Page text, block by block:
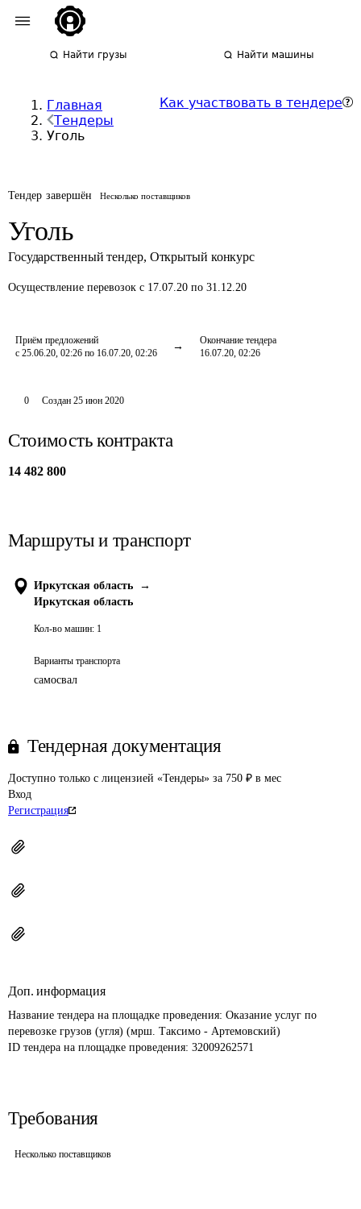
Найти грузы Найти машины
Главная
Тендеры
Уголь
Как участвовать в тендере
Тендер завершён Несколько поставщиков
Уголь
Государственный тендер, Открытый конкурс
Осуществление перевозок с 17.07.20 по 31.12.20
Приём предложений
с 25.06.20, 02:26 по 16.07.20, 02:26
Окончание тендера
16.07.20, 02:26
0 Создан 25 июн 2020
Стоимость контракта
14 482 800
Маршруты и транспорт
Иркутская область
→
Иркутская область
Кол-во машин: 1
Варианты транспорта
самосвал
Тендерная документация
Доступно только с лицензией «Тендеры» за 750 ₽ в мес
Вход
Регистрация
Доп. информация
Название тендера на площадке проведения: Оказание услуг по
перевозке грузов (угля) (мрш. Таксимо - Артемовский)
ID тендера на площадке проведения: 32009262571
Требования
Несколько поставщиков